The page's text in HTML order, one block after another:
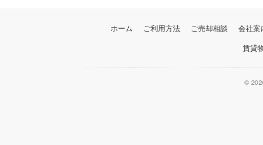
ホーム ご利用方法 ご売却相談 会社案
賃貸
©